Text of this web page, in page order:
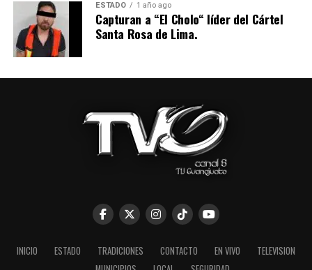
ESTADO 1 año ago
Capturan a “El Cholo“ líder del Cártel
Santa Rosa de Lima.
INICIO ESTADO TRADICIONES CONTACTO EN VIVO
TELEVISION